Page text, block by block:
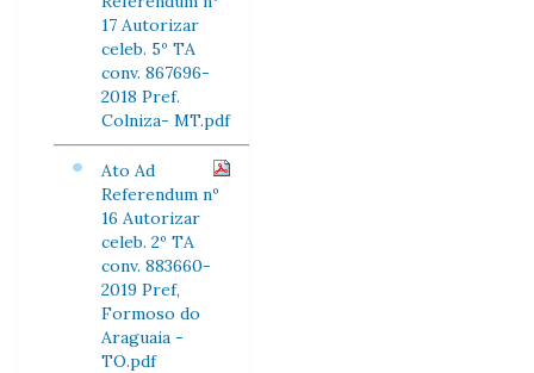
17 Autorizar
celeb. 5º TA
conv. 867696-
2018 Pref.
Colniza- MT.pdf
Ato Ad
Referendum nº
16 Autorizar
celeb. 2º TA
conv. 883660-
2019 Pref,
Formoso do
Araguaia -
TO.pdf